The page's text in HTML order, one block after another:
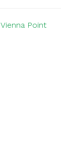
Vienna Point